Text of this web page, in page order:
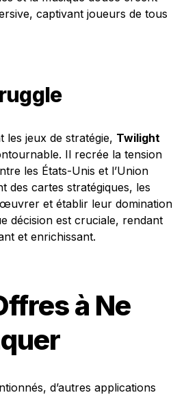
captivant joueurs de tous
les jeux de stratégie, Twilight
Il recrée la tension
les États-Unis et l’Union
des cartes stratégiques, les
et établir leur domination
décision est cruciale, rendant
et enrichissant.
à Ne
d’autres applications